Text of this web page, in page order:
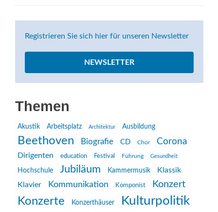
Registrieren Sie sich hier für unseren Newsletter
NEWSLETTER
Themen
Akustik Arbeitsplatz Architektur Ausbildung
Beethoven Biografie CD Chor Corona
Dirigenten education Festival Führung Gesundheit
Hochschule Jubiläum Kammermusik
Klassik
Klavier
Kommunikation Komponist Konzert
Konzerte Konzerthäuser Kulturpolitik